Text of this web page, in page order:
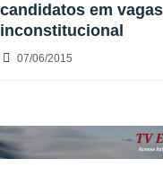
candidatos em
inconstitucional
07/06/2015